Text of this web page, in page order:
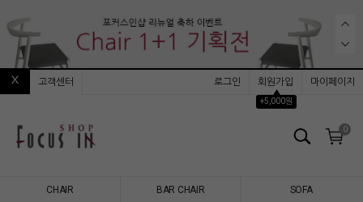
고객센터 로그인
회원가입
▲
+5,000원
마이페이지
0
CHAIR BAR CHAIR SOFA